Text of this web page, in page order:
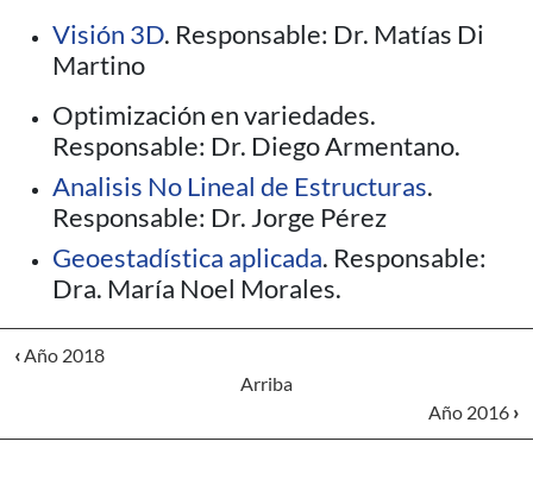
Visión 3D. Responsable: Dr. Matías Di
Martino
Optimización en variedades.
Responsable: Dr. Diego Armentano.
Analisis No Lineal de Estructuras.
Responsable: Dr. Jorge Pérez
Geoestadística aplicada. Responsable:
Dra. María Noel Morales.
‹Año 2018
Arriba
Año 2016 ›